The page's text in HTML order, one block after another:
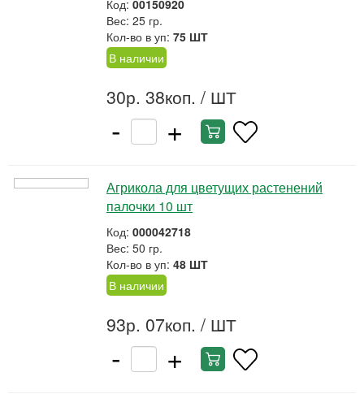
Код: 00150920
Вес: 25 гр.
Кол-во в уп: 75 ШТ
В наличии
30р. 38коп. / ШТ
- +
Агрикола для цветущих растенений
палочки 10 шт
Код: 000042718
Вес: 50 гр.
Кол-во в уп: 48 ШТ
В наличии
93р. 07коп. / ШТ
- +